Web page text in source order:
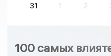
31
1 2
100 самых